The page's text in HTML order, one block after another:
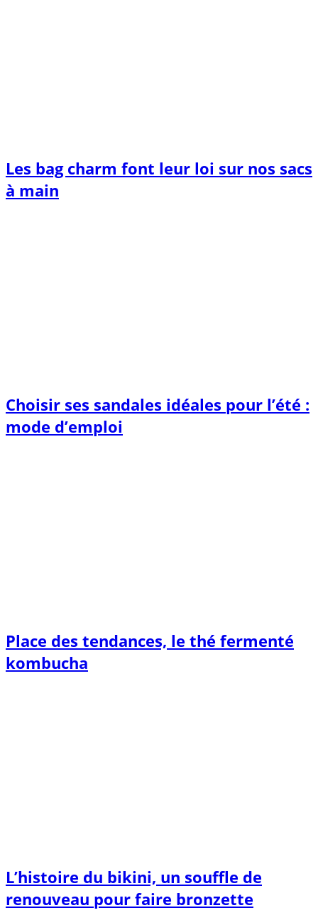
Les bag charm font leur loi sur nos sacs
à main
Choisir ses sandales idéales pour l’été :
mode d’emploi
Place des tendances, le thé fermenté
kombucha
L’histoire du bikini, un souffle de
renouveau pour faire bronzette